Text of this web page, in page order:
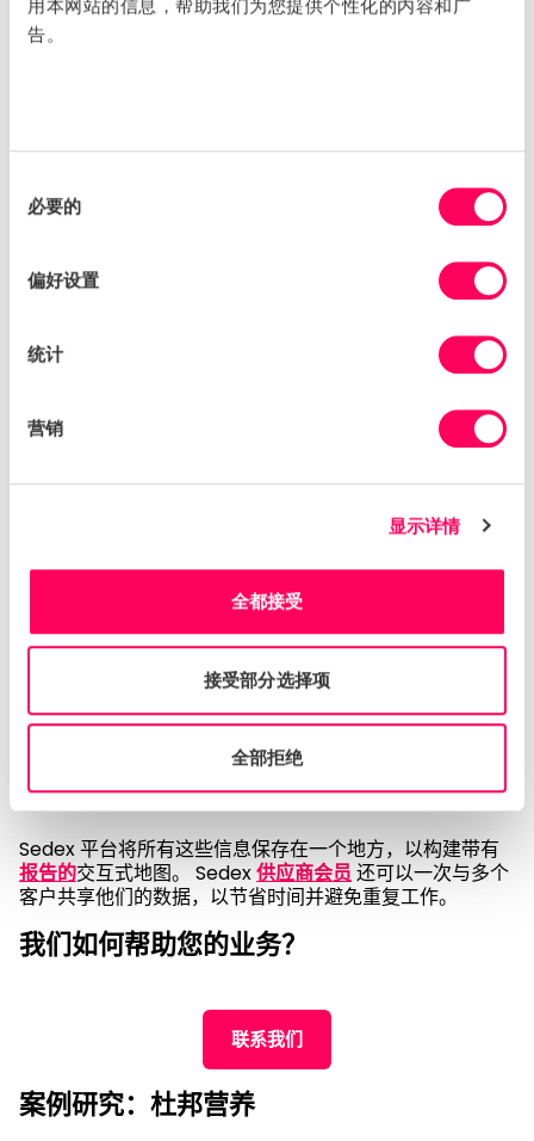
用本网站的信息，帮助我们为您提供个性化的内容和广
告。
必要的
偏好设置
统计
营销
显示详情
全都接受
接受部分选择项
全部拒绝
您获得的见解就越有价值。 一旦您对顶级供应商的网站位
置有了很好的了解，请查看供应它们的企业，即他们的供应
确定谁将负责收集有关供应商的信息并将其存储在一个
地方。
与各业务部门的利益相关者交谈，查看供应商的发票并
检查其网站上的地址。
使用供应商的 Sedex （SAQ） 和
预筛
获取有关绘制供应链图的帮助
在 Sedex，我们可以通过我们的供应链映射工具和可持续
地区的 75,000 多家企业通过其运营和供应链推动可持续
和联合利华。
收集有关供应商的信息
这包括它们所在的位置、在不同地点发生的活动以及在这些
身站点的数据，这些数据可用于供应链可持续性分析和风险
供应商参与和入职
Sedex 平台将所有这些信息保存在一个地方，以构建带有
报告的交互式地图。 Sedex供应商会员还可以一次与多个
客户共享他们的数据，以节省时间并避免重复工作。
我们如何帮助您的业务？
联系我们
案例研究：杜邦营养